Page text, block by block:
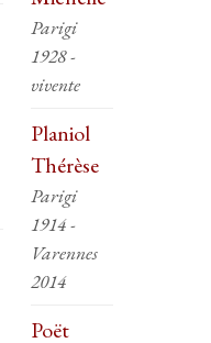
Parigi
1928 -
vivente
Planiol
Thérèse
Parigi
1914 -
Varennes
2014
Poët